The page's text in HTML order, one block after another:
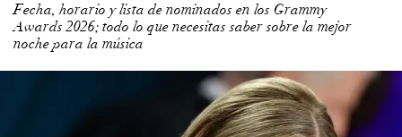
Fecha, horario y lista de nominados en los Grammy
Awards 2026; todo lo que necesitas saber sobre la mejor
noche para la música